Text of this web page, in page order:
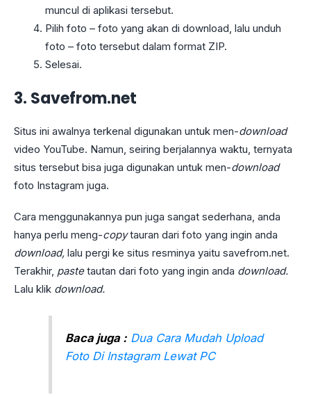
muncul di aplikasi tersebut.
Pilih foto – foto yang akan di download, lalu unduh
foto – foto tersebut dalam format ZIP.
Selesai.
3. Savefrom.net
Situs ini awalnya terkenal digunakan untuk men-download
video YouTube. Namun, seiring berjalannya waktu, ternyata
situs tersebut bisa juga digunakan untuk men-download
foto Instagram juga.
Cara menggunakannya pun juga sangat sederhana, anda
hanya perlu meng-copytauran dari foto yang ingin anda
download, lalu pergi ke situs resminya yaitu savefrom.net.
Terakhir, pastetautan dari foto yang ingin anda download.
Lalu klik download.
Baca juga : Dua Cara Mudah Upload
Foto Di Instagram Lewat PC